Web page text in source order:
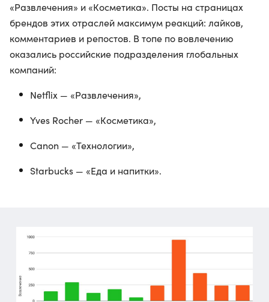
«Развлечения» и «Косметика». Посты на страницах
брендов этих отраслей максимум реакций: лайков,
комментариев и репостов. В топе по вовлечению
оказались российские подразделения глобальных
компаний:
Netflix — «Развлечения»,
Yves Rocher — «Косметика»,
Canon — «Технологии»,
Starbucks — «Еда и напитки».